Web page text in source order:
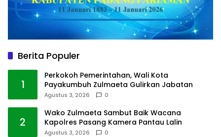
Berita Populer
1
Perkokoh Pemerintahan, Wali Kota
Payakumbuh Zulmaeta Gulirkan Jabatan
Agustus 3, 2026 0
2
Wako Zulmaeta Sambut Baik Wacana
Kapolres Pasang Kamera Pantau Lalin
Agustus 3, 2026 0